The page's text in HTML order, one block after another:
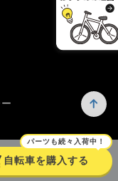
パーツも続々入荷中！
自転車を購入する
Ltd.